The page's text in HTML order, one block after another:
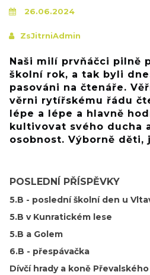
26.06.2024
ZsJitrniAdmin
Naši milí prvňáčci pilně
školní rok, a tak byli
pasováni na čtenáře.
věrni rytířskému řádu
lépe a lépe a hlavně
kultivovat svého ducha
osobnost. Výborně děti,
POSLEDNÍ PŘÍSPĚVKY
5.B - poslední školní den u
5.B v Kunratickém lese
5.B a Golem
6.B - přespávačka
Dívčí hrady a koně